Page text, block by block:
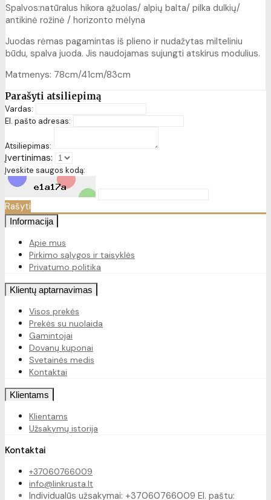
Spalvos:natūralus hikora ąžuolas/ alpių balta/ pilka dulkių/
antikinė rožinė / horizonto mėlyna
Juodas rėmas pagamintas iš plieno ir nudažytas milteliniu
būdu, spalva juoda. Jis naudojamas sujungti atskirus modulius.
Matmenys: 78cm/41cm/83cm
Parašyti atsiliepimą
Vardas:
El. pašto adresas:
Atsiliepimas:
Įvertinimas:
Įveskite saugos kodą:
Rašyti
Informacija
Apie mus
Pirkimo sąlygos ir taisyklės
Privatumo politika
Klientų aptarnavimas
Visos prekės
Prekės su nuolaida
Gamintojai
Dovanų kuponai
Svetainės medis
Kontaktai
Klientams
Klientams
Užsakymų istorija
Kontaktai
+37060766009
info@linkrusta.lt
Individualūs užsakymai: +37060766009 El. paštu: